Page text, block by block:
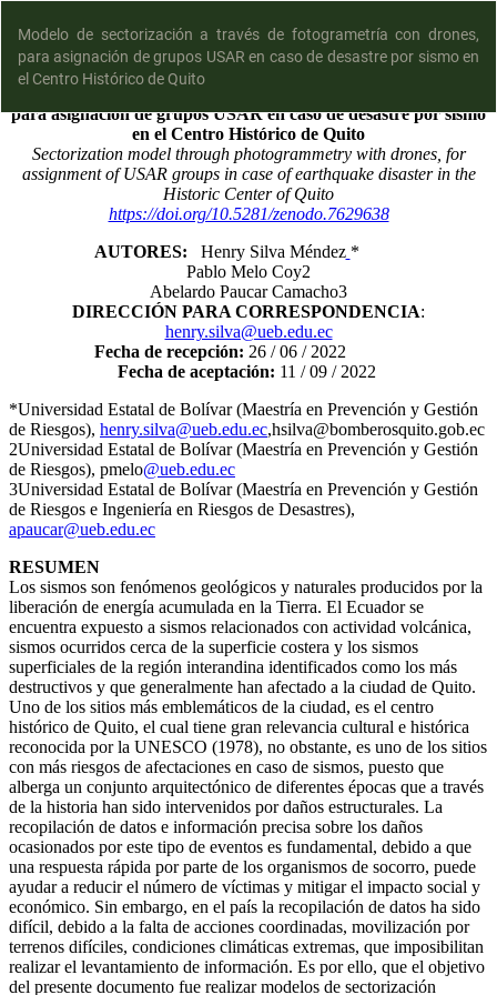
Modelo de sectorización a través de fotogrametría con drones,
para asignación de grupos USAR en caso de desastre por sismo en
el Centro Histórico de Quito